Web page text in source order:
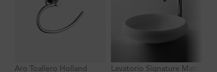
Aro Toallero Holland
Lavatorio Signature Matt